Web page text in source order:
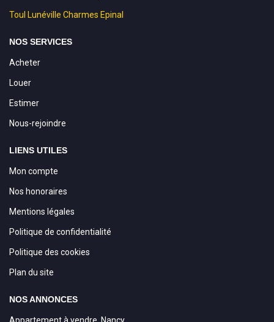
Toul Lunéville Charmes Epinal
NOS SERVICES
Acheter
Louer
Estimer
Nous-rejoindre
LIENS UTILES
Mon compte
Nos honoraires
Mentions légales
Politique de confidentialité
Politique des cookies
Plan du site
NOS ANNONCES
Appartement à vendre, Nancy